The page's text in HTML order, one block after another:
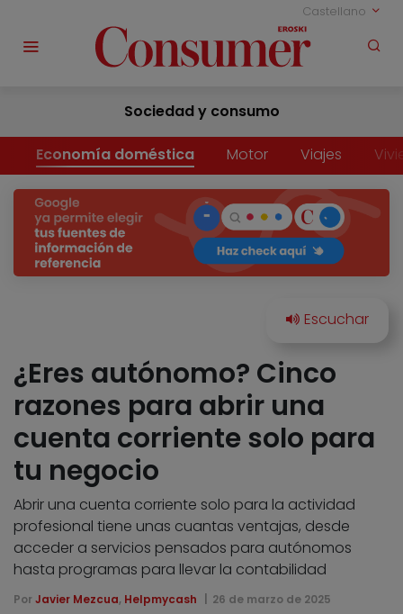
Castellano
Sociedad y consumo
Economía doméstica Motor Viajes
¿Eres autónomo? Cinco
razones para abrir una
cuenta corriente solo para
tu negocio
Abrir una cuenta corriente solo para la actividad
profesional tiene unas cuantas ventajas, desde
acceder a servicios pensados para autónomos
hasta programas para llevar la contabilidad
Por Javier Mezcua, Helpmycash 26 de marzo de 2025